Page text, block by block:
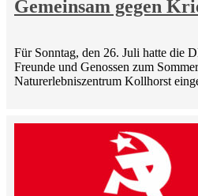
Gemeinsam gegen
Für Sonntag, den 26. Juli hatte die
Freunde und Genossen zum
Naturerlebniszentrum Kollhorst